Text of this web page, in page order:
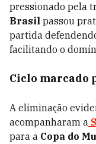
pressionado pela
Brasil passou
partida
facilitando o
Ciclo marcado
A eliminação
acompanharam a
para a Copa do